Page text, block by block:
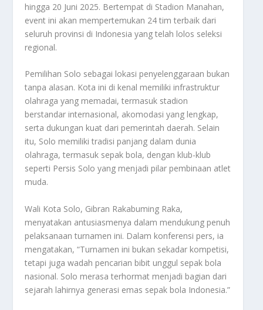
hingga 20 Juni 2025. Bertempat di Stadion Manahan,
event ini akan mempertemukan 24 tim terbaik dari
seluruh provinsi di Indonesia yang telah lolos seleksi
regional.
Pemilihan Solo sebagai lokasi penyelenggaraan bukan
tanpa alasan. Kota ini di kenal memiliki infrastruktur
olahraga yang memadai, termasuk stadion
berstandar internasional, akomodasi yang lengkap,
serta dukungan kuat dari pemerintah daerah. Selain
itu, Solo memiliki tradisi panjang dalam dunia
olahraga, termasuk sepak bola, dengan klub-klub
seperti Persis Solo yang menjadi pilar pembinaan atlet
muda.
Wali Kota Solo, Gibran Rakabuming Raka,
menyatakan antusiasmenya dalam mendukung penuh
pelaksanaan turnamen ini. Dalam konferensi pers, ia
mengatakan, “Turnamen ini bukan sekadar kompetisi,
tetapi juga wadah pencarian bibit unggul sepak bola
nasional. Solo merasa terhormat menjadi bagian dari
sejarah lahirnya generasi emas sepak bola Indonesia.”